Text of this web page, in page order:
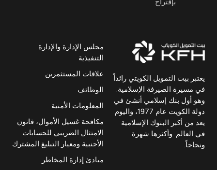
بإقتراح
يعتبر بيت التمويل الكويتي رائداً
في مسيرة الصيرفة الإسلامية.
وهو أول بنك إسلامي أنشئ في
دولة الكويت عام 1977، واليوم
يعد من أكبر البنوك الإسلامية
في العالم. وأكثرها شهرة
ونجاحاً.
مجلس الإدارة والإدارة
التنفيذية
علاقات المستثمرين
الوظائف
المعلومات الأمنية
مكافحة غسيل الأموال، قانون
الامتثال الضريبي للحسابات
الأجنبية ومعيار التبليغ المشترك
مبادئ إدارة المخاطر